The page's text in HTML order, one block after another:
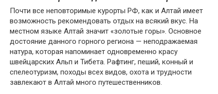
Почти все неповторимые курорты РФ, как и Алтай имеет
возможность рекомендовать отдых на всякий вкус. На
местном языке Алтай значит «золотые горы». Основное
достояние данного горного региона — неподражаемая
натура, которая напоминает одновременно красу
швейцарских Альп и Тибета. Рафтинг, пеший, конный и
спелеотуризм, походы всех видов, охота и трудности
завлекают в Алтай много путешественников.